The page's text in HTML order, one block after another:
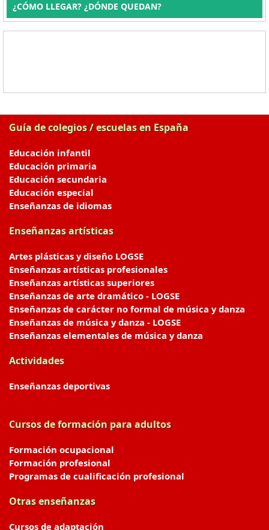
¿CÓMO LLEGAR? ¿DÓNDE QUEDAN?
Guía de colegios / escuelas en España
Educación infantil
Educación primaria
Educación secundaria
Educación especial
Enseñanzas de idiomas
Enseñanzas artísticas
Artes plásticas y diseño LOGSE
Enseñanzas artísticas profesionales
Enseñanzas artísticas superiores
Enseñanzas de arte dramático - LOGSE
Enseñanzas de carácter no formal de música y danza
Enseñanzas de música y danza - LOGSE
Enseñanzas elementales de música y danza
Actividades
Enseñanzas deportivas
Cursos de formación para adultos
Formación ocupacional
Formación profesional
Programas de cualificación profesional
Otras enseñanzas
Cursos de adaptación